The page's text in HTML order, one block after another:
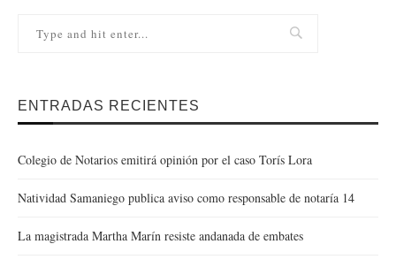
ENTRADAS RECIENTES
Colegio de Notarios emitirá opinión por el caso Torís Lora
Natividad Samaniego publica aviso como responsable de notaría 14
La magistrada Martha Marín resiste andanada de embates